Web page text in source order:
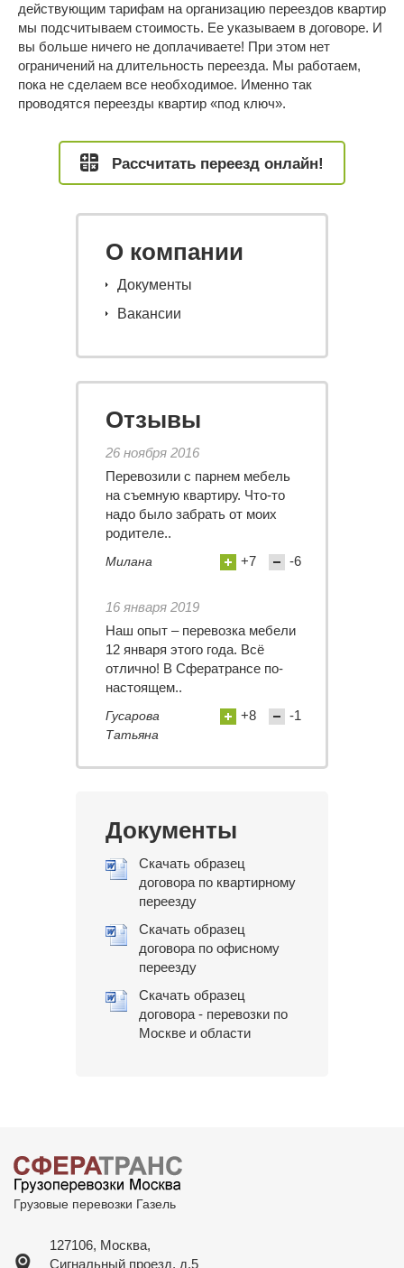
действующим тарифам на организацию переездов квартир
мы подсчитываем стоимость. Ее указываем в договоре. И
вы больше ничего не доплачиваете! При этом нет
ограничений на длительность переезда. Мы работаем,
пока не сделаем все необходимое. Именно так
проводятся переезды квартир «под ключ».
Рассчитать переезд онлайн!
О компании
Документы
Вакансии
Отзывы
26 ноября 2016
Перевозили с парнем мебель
на съемную квартиру. Что-то
надо было забрать от моих
родителе..
Милана +7 -6
16 января 2019
Наш опыт – перевозка мебели
12 января этого года. Всё
отлично! В Сфератрансе по-
настоящем..
Гусарова
Татьяна
+8 -1
Документы
Скачать образец
договора по квартирному
переезду
Скачать образец
договора по офисному
переезду
Скачать образец
договора - перевозки по
Москве и области
Грузовые перевозки Газель
127106, Москва,
Сигнальный проезд, д.5